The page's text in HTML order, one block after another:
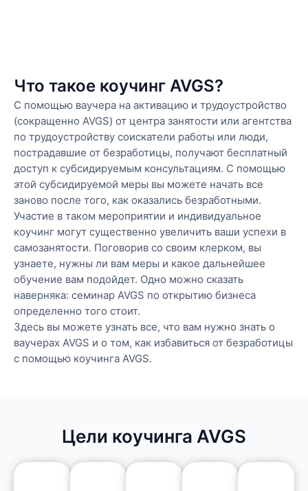
Что такое коучинг AVGS?
С помощью ваучера на активацию и трудоустройство
(сокращенно AVGS) от центра занятости или агентства
по трудоустройству соискатели работы или люди,
пострадавшие от безработицы, получают бесплатный
доступ к субсидируемым консультациям. С помощью
этой субсидируемой меры вы можете начать все
заново после того, как оказались безработными.
Участие в таком мероприятии и индивидуальное
коучинг могут существенно увеличить ваши успехи в
самозанятости. Поговорив со своим клерком, вы
узнаете, нужны ли вам меры и какое дальнейшее
обучение вам подойдет. Одно можно сказать
наверняка: семинар AVGS по открытию бизнеса
определенно того стоит.
Здесь вы можете узнать все, что вам нужно знать о
ваучерах AVGS и о том, как избавиться от безработицы
с помощью коучинга AVGS.
Цели коучинга AVGS